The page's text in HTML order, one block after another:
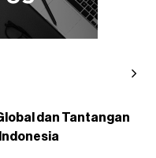
dan Tantangan